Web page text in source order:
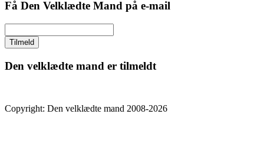
Få Den Velklædte Mand på e-mail
Den velklædte mand er tilmeldt
Copyright: Den velklædte mand 2008-2026